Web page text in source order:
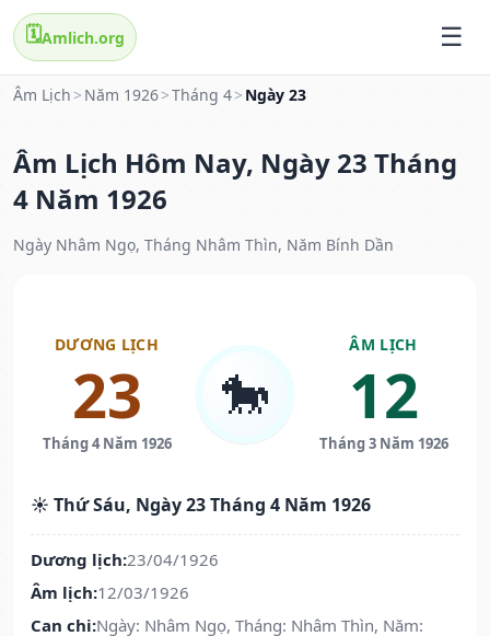
🗓️Amlich.org
Âm Lịch > Năm 1926>Tháng 4> Ngày 23
Âm Lịch Hôm Nay, Ngày 23 Tháng
4 Năm 1926
Ngày Nhâm Ngọ, Tháng Nhâm Thìn, Năm Bính Dần
DƯƠNG LỊCH
23
Tháng 4 Năm 1926
🐎
ÂM LỊCH
12
Tháng 3 Năm 1926
☀️ Thứ Sáu, Ngày 23 Tháng 4 Năm 1926
Dương lịch:23/04/1926
Âm lịch:12/03/1926
Can chi:Ngày: Nhâm Ngọ, Tháng: Nhâm Thìn, Năm: